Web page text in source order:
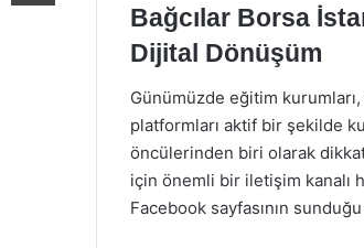
Bağcılar Borsa
Dijital Dönüşüm
Günümüzde eğitim
platformları aktif bir şekilde
öncülerinden biri olarak
için önemli bir iletişim kanalı
Facebook sayfasının